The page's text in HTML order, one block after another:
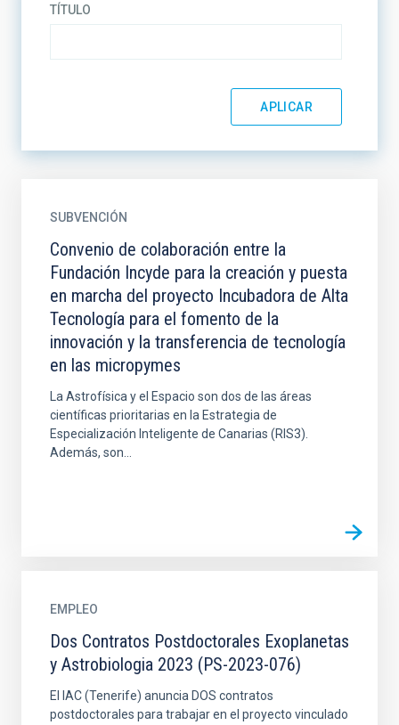
TÍTULO
SUBVENCIÓN
Convenio de colaboración entre la
Fundación Incyde para la creación y puesta
en marcha del proyecto Incubadora de Alta
Tecnología para el fomento de la
innovación y la transferencia de tecnología
en las micropymes
La Astrofísica y el Espacio son dos de las áreas
científicas prioritarias en la Estrategia de
Especialización Inteligente de Canarias (RIS3).
Además, son...
EMPLEO
Dos Contratos Postdoctorales Exoplanetas
y Astrobiologia 2023 (PS-2023-076)
El IAC (Tenerife) anuncia DOS contratos
postdoctorales para trabajar en el proyecto vinculado